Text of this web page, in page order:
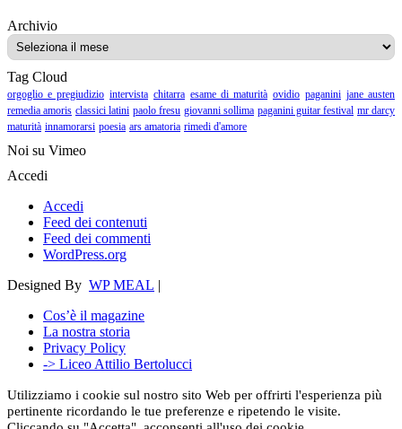
ArchivioArchivio
Tag Cloud
orgoglio e pregiudizio intervista chitarra esame di maturità ovidio paganini jane austen
remedia amoris classici latini paolo fresu giovanni sollima paganini guitar festival mr darcy
maturità innamorarsi poesia ars amatoria rimedi d'amore
Noi su Vimeo
Accedi
Accedi
Feed dei contenuti
Feed dei commenti
WordPress.org
Designed By WP MEAL |
Cos’è il magazine
La nostra storia
Privacy Policy
-> Liceo Attilio Bertolucci
Utilizziamo i cookie sul nostro sito Web per offrirti l'esperienza più
pertinente ricordando le tue preferenze e ripetendo le visite.